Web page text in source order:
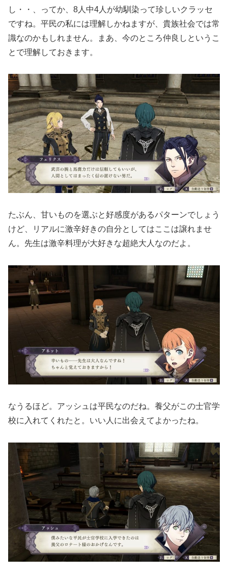
し・・、ってか、8人中4人が幼馴染って珍しいクラッセ
ですね。平民の私には理解しかねますが、貴族社会では常
識なのかもしれません。まあ、今のところ仲良しというこ
とで理解しておきます。
たぶん、甘いものを選ぶと好感度があるパターンでしょう
けど、リアルに激辛好きの自分としてはここは譲れませ
ん。先生は激辛料理が大好きな超絶大人なのだよ。
なうるほど。アッシュは平民なのだね。養父がこの士官学
校に入れてくれたと。いい人に出会えてよかったね。